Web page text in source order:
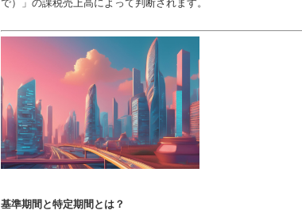
で）」の課税売上高によって判断されます。
基準期間と特定期間とは？